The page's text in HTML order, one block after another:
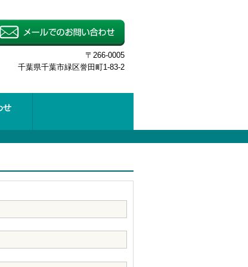
〒266-0005
千葉県千葉市緑区誉田町1-83-2
せ